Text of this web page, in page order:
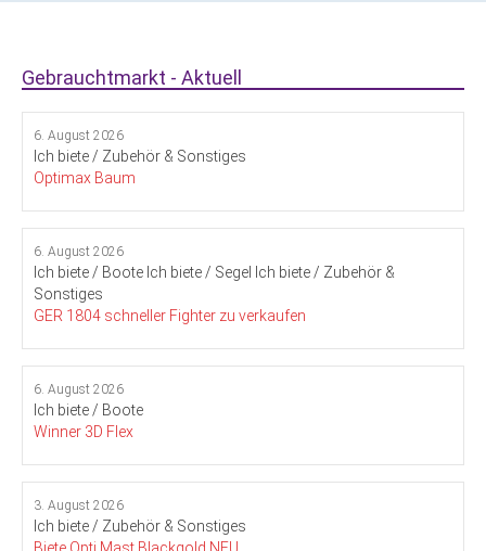
Gebrauchtmarkt - Aktuell
6. August 2026
Ich biete / Zubehör & Sonstiges
Optimax Baum
6. August 2026
Ich biete / Boote Ich biete / Segel
Ich biete / Zubehör &
Sonstiges
GER 1804 schneller Fighter zu verkaufen
6. August 2026
Ich biete / Boote
Winner 3D Flex
3. August 2026
Ich biete / Zubehör & Sonstiges